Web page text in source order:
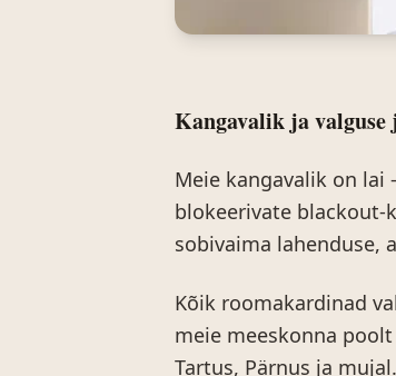
Kangavalik ja
Meie kangavalik on
blokeerivate blackout-
sobivaima lahenduse,
Kõik roomakardinad
meie meeskonna
Tartus, Pärnus ja mujal.